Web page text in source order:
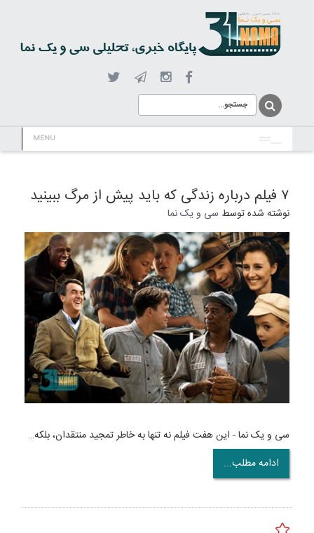
MENU
۷ فیلم درباره زندگی که باید پیش از مرگ ببینید
نوشته شده توسط سی و یک نما
سی و یک نما - این هفت فیلم نه تنها به خاطر تمجید منتقدان، بلکه…
ادامه مطلب...